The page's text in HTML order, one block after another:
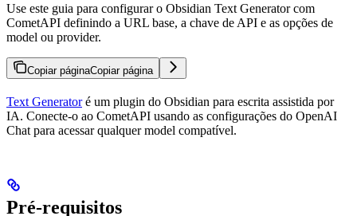
Use este guia para configurar o Obsidian Text Generator com
CometAPI definindo a URL base, a chave de API e as opções de
model ou provider.
Copiar páginaCopiar página
Text Generatoré um plugin do Obsidian para escrita assistida por
IA. Conecte-o ao CometAPI usando as configurações do OpenAI
Chat para acessar qualquer model compatível.
Pré-requisitos